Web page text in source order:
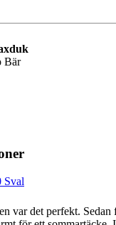
Bär
Sval
var det perfekt.